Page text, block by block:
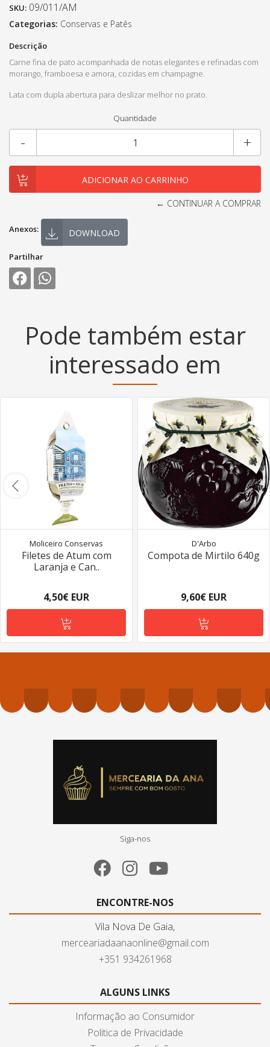
SKU: 09/011/AM
Categorias: Conservas e Patês
Descrição
Carne fina de pato acompanhada de notas elegantes e refinadas com
morango, framboesa e amora, cozidas em champagne.
Lata com dupla abertura para deslizar melhor no prato.
Quantidade
+
-
← CONTINUAR A COMPRAR
Anexos: DOWNLOAD
Partilhar
Pode também estar
interessado em
Moliceiro Conservas
Filetes de Atum com
Laranja e Can..
4,50€ EUR
D'Arbo
Compota de Mirtilo 640g
9,60€ EUR
Siga-nos
ENCONTRE-NOS
Vila Nova De Gaia,
merceariadaanaonline@gmail.com
+351 934261968
ALGUNS LINKS
Informação ao Consumidor
Politica de Privacidade